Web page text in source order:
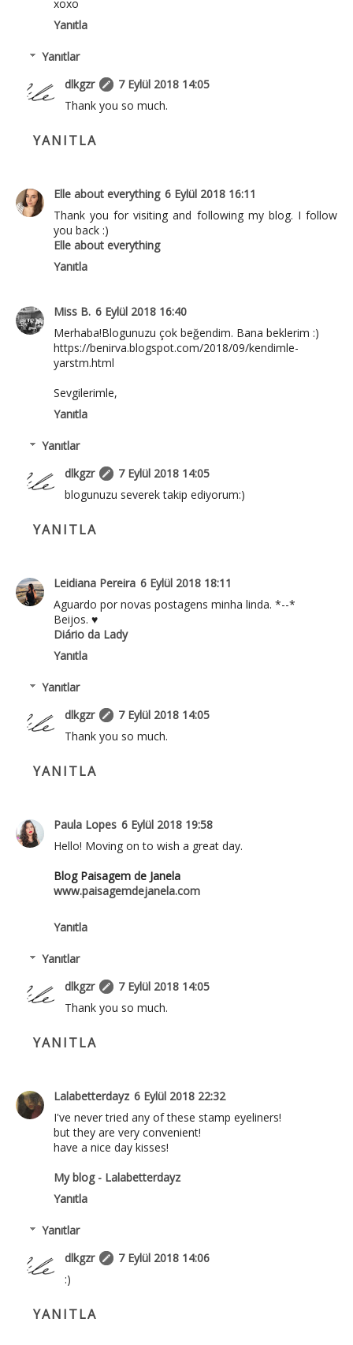
xoxo
Yanıtla
Yanıtlar
dlkgzr
7 Eylül 2018 14:05
Thank you so much.
YANITLA
Elle about everything 6 Eylül 2018 16:11
Thank you for visiting and following my blog. I follow
you back :)
Elle about everything
Yanıtla
Miss B. 6 Eylül 2018 16:40
Merhaba!Blogunuzu çok beğendim. Bana beklerim :)
https://benirva.blogspot.com/2018/09/kendimle-
yarstm.html
Sevgilerimle,
Yanıtla
Yanıtlar
dlkgzr
7 Eylül 2018 14:05
blogunuzu severek takip ediyorum:)
YANITLA
Leidiana Pereira 6 Eylül 2018 18:11
Aguardo por novas postagens minha linda. *--*
Beijos. ♥
Diário da Lady
Yanıtla
Yanıtlar
dlkgzr
7 Eylül 2018 14:05
Thank you so much.
YANITLA
Paula Lopes 6 Eylül 2018 19:58
Hello! Moving on to wish a great day.
Blog Paisagem de Janela
www.paisagemdejanela.com
Yanıtla
Yanıtlar
dlkgzr
7 Eylül 2018 14:05
Thank you so much.
YANITLA
Lalabetterdayz 6 Eylül 2018 22:32
I've never tried any of these stamp eyeliners!
but they are very convenient!
have a nice day kisses!
My blog - Lalabetterdayz
Yanıtla
Yanıtlar
dlkgzr
7 Eylül 2018 14:06
:)
YANITLA